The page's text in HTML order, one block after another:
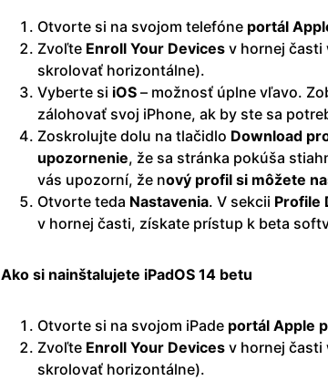
Otvorte si na svojom telefóne portál
Zvoľte Enroll Your Devices v hornej časti
skrolovať horizontálne).
Vyberte si iOS – možnosť úplne vľavo.
zálohovať svoj iPhone, ak by ste sa
Zoskrolujte dolu na tlačidlo Download
upozornenie, že sa stránka pokúša
vás upozorní, že nový profil si môžete
Otvorte teda Nastavenia. V sekcii Profile
v hornej časti, získate prístup k beta
Ako si nainštalujete iPadOS 14 betu
Otvorte si na svojom iPade portál Apple
Zvoľte Enroll Your Devices v hornej časti
skrolovať horizontálne).